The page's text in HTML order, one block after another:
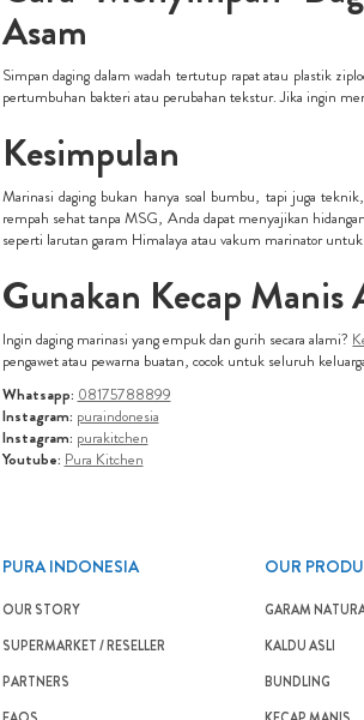
Asam
Simpan daging dalam wadah tertutup rapat atau plastik
pertumbuhan bakteri atau perubahan tekstur. Jika ingin
Kesimpulan
Marinasi daging bukan hanya soal bumbu, tapi juga
rempah sehat tanpa MSG, Anda dapat menyajikan
seperti larutan garam Himalaya atau vakum marinator
Gunakan Kecap Manis
Ingin daging marinasi yang empuk dan gurih secara alami?
pengawet atau pewarna buatan, cocok untuk seluruh
Whatsapp: 08175788899
Instagram: puraindonesia
Instagram: purakitchen
Youtube: Pura Kitchen
PURA INDONESIA
OUR STORY
SUPERMARKET / RESELLER
PARTNERS
OUR
GARAM
KALDU ASLI
BUNDLING